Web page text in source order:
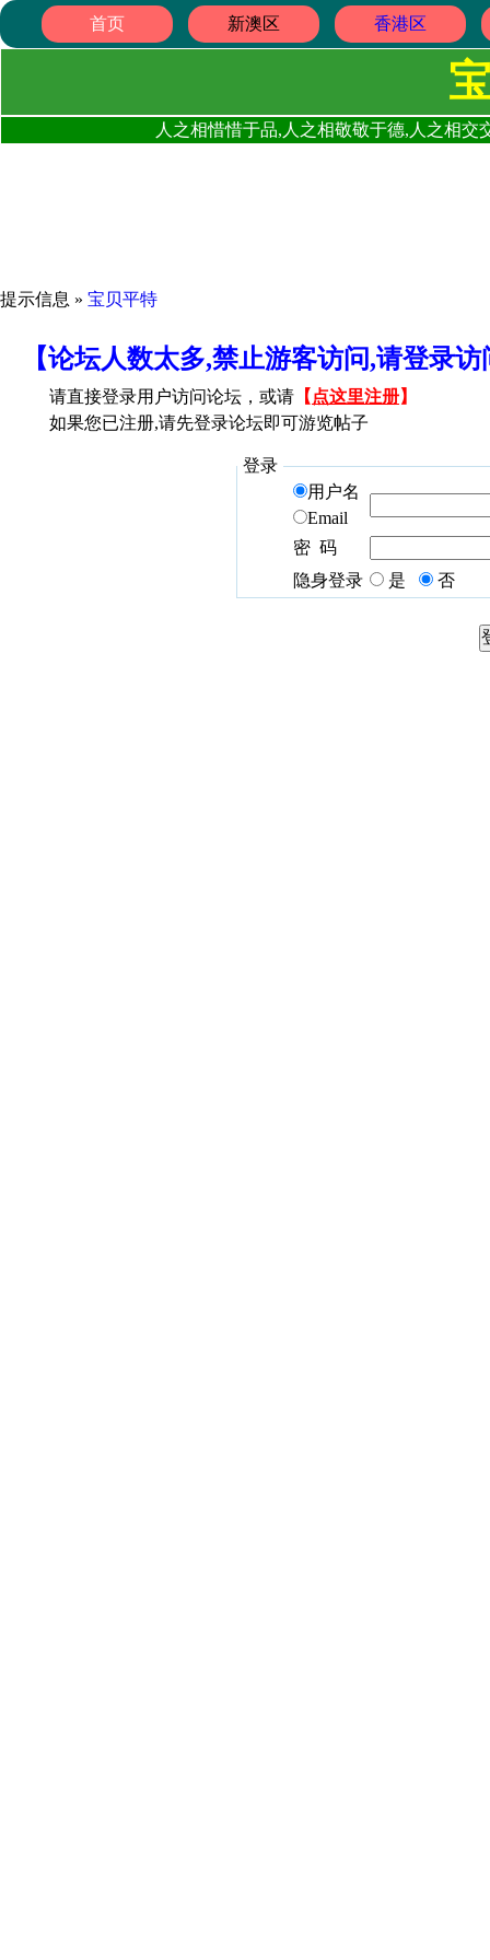
首页 新澳区 香港区
人之相惜惜于品,人之相敬敬于德,人之相
提示信息 » 宝贝平特
【论坛人数太多,禁止游客访问,请登录
请直接登录用户访问论坛，或请 【 点这里注册】
如果您已注册,请先登录论坛即可游览帖子
登录
用户名
Email
密 码
隐身登录
是 否